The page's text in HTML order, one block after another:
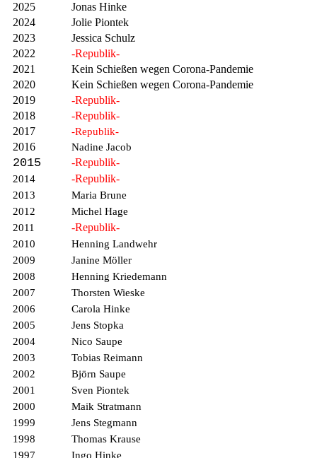
2025
Jonas Hinke
2024
Jolie Piontek
2023
Jessica Schulz
2022
-Republik-
2021
Kein Schießen wegen Corona-Pandemie
2020
Kein Schießen wegen Corona-Pandemie
2019
-Republik-
2018
-Republik-
2017
-Republik-
2016 Nadine Jacob
2015 -Republik-
2014 -Republik-
2013
Maria Brune
2012
Michel Hage
2011
-Republik-
2010
Henning Landwehr
2009
Janine Möller
2008
Henning Kriedemann
2007
Thorsten Wieske
2006
Carola Hinke
2005
Jens Stopka
2004
Nico Saupe
2003
Tobias Reimann
2002
Björn Saupe
2001
Sven Piontek
2000
Maik Stratmann
1999
Jens Stegmann
1998
Thomas Krause
1997
Ingo Hinke